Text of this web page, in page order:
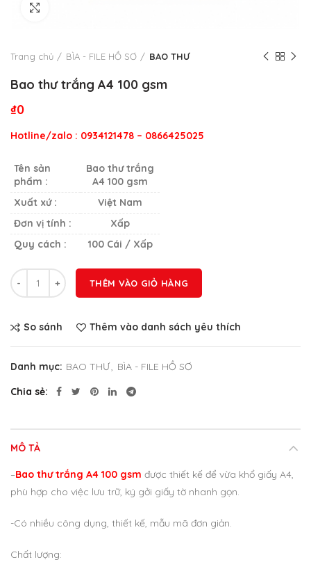
Trang chủ BÌA - FILE HỒ SƠ BAO THƯ
Bao thư trắng A4 100 gsm
₫0
Hotline/zalo : 0934121478 – 0866425025
Tên sản
phẩm :
Bao thư trắng
A4 100 gsm
Xuất xứ :
Việt Nam
Đơn vị tính :
Xấp
Quy cách :
100 Cái / Xấp
Số lượng
THÊM VÀO GIỎ HÀNG
So sánh Thêm vào danh sách yêu thích
Danh mục: BAO THƯ, BÌA - FILE HỒ SƠ
Chia sẻ
MÔ TẢ
–Bao thư trắng A4 100 gsm được thiết kế để vừa khổ giấy A4,
phù hợp cho việc lưu trữ, ký gởi giấy tờ nhanh gọn.
-Có nhiều công dụng, thiết kế, mẫu mã đơn giản.
Chất lượng: